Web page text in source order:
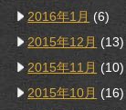
2016年1月 (6)
2015年12月 (13)
2015年11月 (10)
2015年10月 (16)